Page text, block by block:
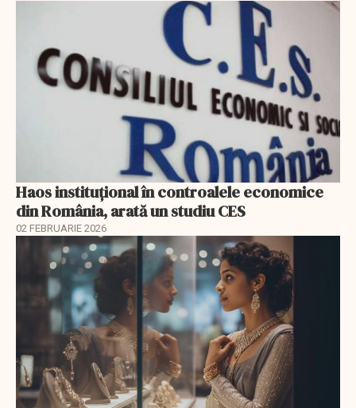
Haos instituțional în controalele economice
din România, arată un studiu CES
02 FEBRUARIE 2026